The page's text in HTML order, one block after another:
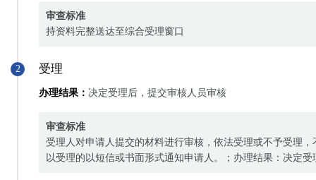
审查标准
持资料完整送达至综合受理窗口
2 受理
办理结果： 决定受理后，提交审核人员审核
审查标准
受理人对申请人提交的材料进行审核，依法受理或不予受理
以受理的以短信或书面形式通知申请人。；办理结果：决定